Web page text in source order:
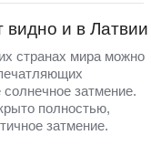
видно и в Латвии
странах мира можно
затмение.
полностью,
затмение.